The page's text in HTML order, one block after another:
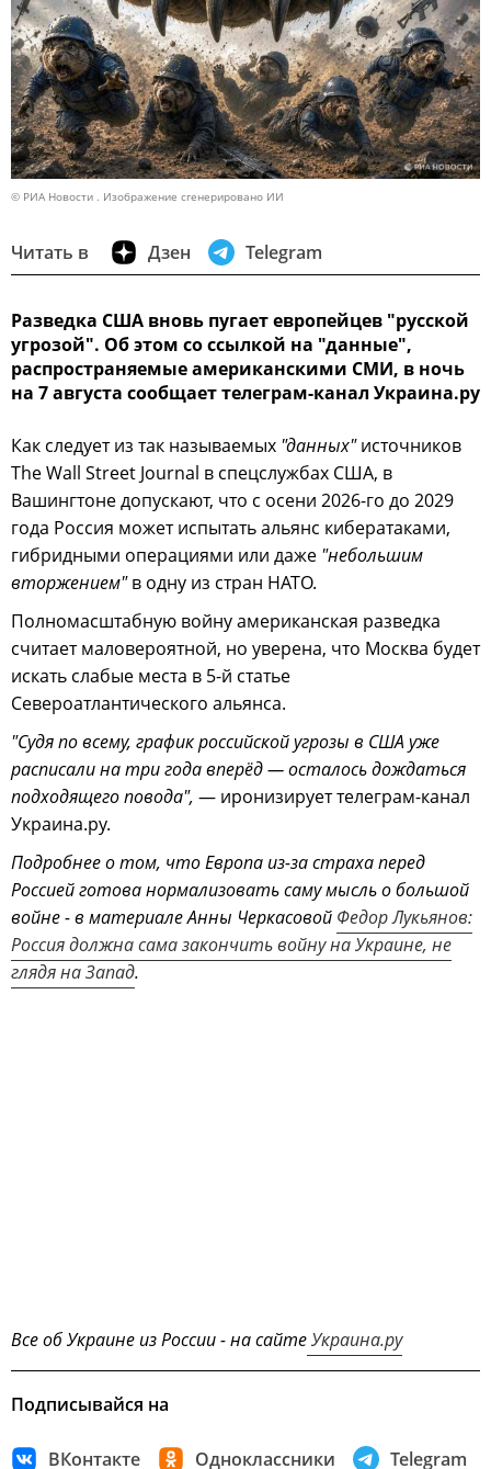
© РИА Новости . Изображение сгенерировано ИИ
Читать в Дзен Telegram
Разведка США вновь пугает европейцев "русской
угрозой". Об этом со ссылкой на "данные",
распространяемые американскими СМИ, в ночь
на 7 августа сообщает телеграм-канал Украина.ру
Как следует из так называемых "данных"источников
The Wall Street Journal в спецслужбах США, в
Вашингтоне допускают, что с осени 2026-го до 2029
года Россия может испытать альянс кибератаками,
гибридными операциями или даже "небольшим
вторжением"в одну из стран НАТО.
Полномасштабную войну американская разведка
считает маловероятной, но уверена, что Москва будет
искать слабые места в 5-й статье
Североатлантического альянса.
"Судя по всему, график российской угрозы в США уже
расписали на три года вперёд — осталось дождаться
подходящего повода", — иронизирует телеграм-канал
Украина.ру.
Подробнее о том, что Европа из-за страха перед
Россией готова нормализовать саму мысль о большой
войне - в материале Анны Черкасовой Федор Лукьянов:
Россия должна сама закончить войну на Украине, не
глядя на Запад.
Все об Украине из России - на сайтеУкраина.ру
Подписывайся на
ВКонтакте Одноклассники Telegram